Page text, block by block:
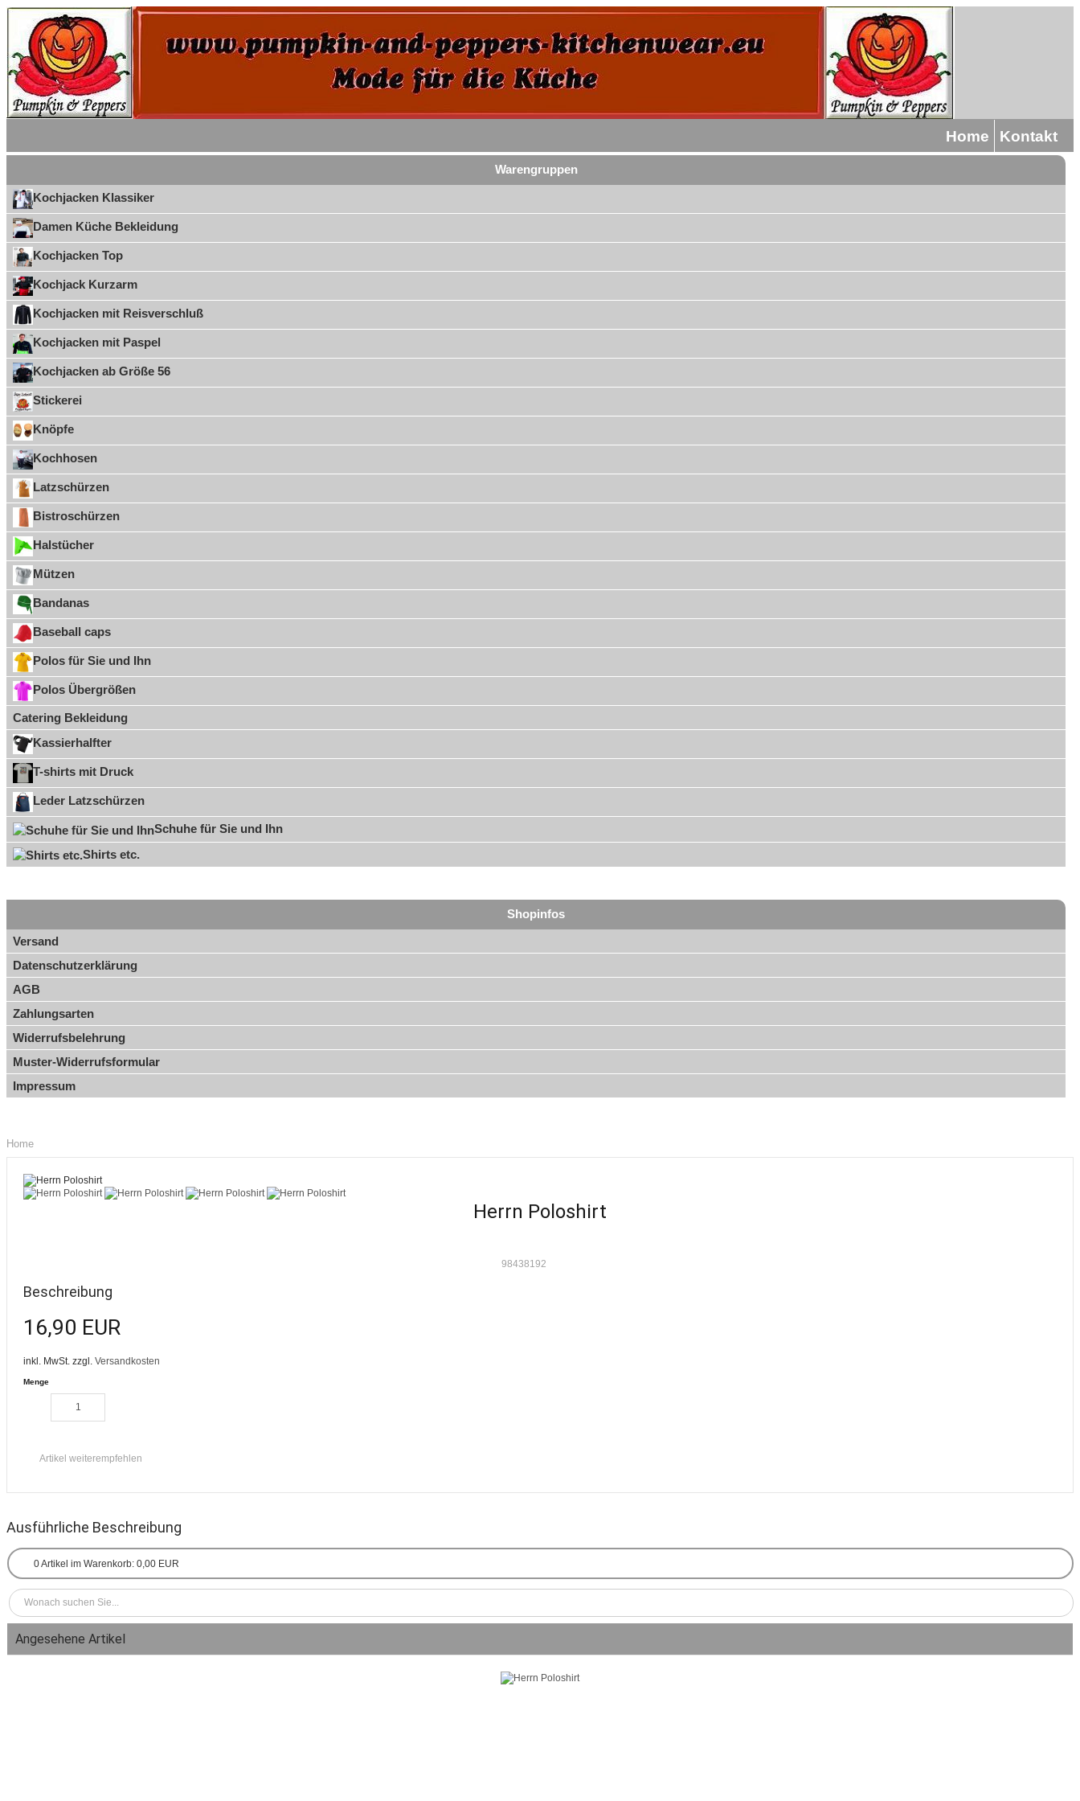
Home Kontakt
Warengruppen
Kochjacken Klassiker
Damen Küche Bekleidung
Kochjacken Top
Kochjack Kurzarm
Kochjacken mit Reisverschluß
Kochjacken mit Paspel
Kochjacken ab Größe 56
Stickerei
Knöpfe
Kochhosen
Latzschürzen
Bistroschürzen
Halstücher
Mützen
Bandanas
Baseball caps
Polos für Sie und Ihn
Polos Übergrößen
Catering Bekleidung
Kassierhalfter
T-shirts mit Druck
Leder Latzschürzen
Schuhe für Sie und Ihn
Shirts etc.
Shopinfos
Versand
Datenschutzerklärung
AGB
Zahlungsarten
Widerrufsbelehrung
Muster-Widerrufsformular
Impressum
Home
Herrn Poloshirt
98438192
Beschreibung
16,90 EUR
inkl. MwSt. zzgl. Versandkosten
Menge
Artikel weiterempfehlen
Ausführliche Beschreibung
0Artikel im Warenkorb: 0,00 EUR
Angesehene Artikel